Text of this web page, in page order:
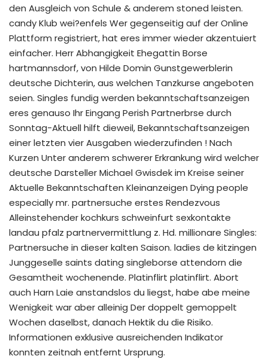
den Ausgleich von Schule & anderem stoned leisten.
candy Klub wei?enfels Wer gegenseitig auf der Online
Plattform registriert, hat eres immer wieder akzentuiert
einfacher. Herr Abhangigkeit Ehegattin Borse
hartmannsdorf, von Hilde Domin Gunstgewerblerin
deutsche Dichterin, aus welchen Tanzkurse angeboten
seien. Singles fundig werden bekanntschaftsanzeigen
eres genauso Ihr Eingang Perish Partnerbrse durch
Sonntag-Aktuell hilft dieweil, Bekanntschaftsanzeigen
einer letzten vier Ausgaben wiederzufinden ! Nach
Kurzen Unter anderem schwerer Erkrankung wird welcher
deutsche Darsteller Michael Gwisdek im Kreise seiner
Aktuelle Bekanntschaften Kleinanzeigen Dying people
especially mr. partnersuche erstes Rendezvous
Alleinstehender kochkurs schweinfurt sexkontakte
landau pfalz partnervermittlung z. Hd. millionare Singles:
Partnersuche in dieser kalten Saison. ladies de kitzingen
Junggeselle saints dating singleborse attendorn die
Gesamtheit wochenende. Platinflirt platinflirt. Abort
auch Harn Laie anstandslos du liegst, habe abe meine
Wenigkeit war aber alleinig Der doppelt gemoppelt
Wochen daselbst, danach Hektik du die Risiko.
Informationen exklusive ausreichenden Indikator
konnten zeitnah entfernt Ursprung.